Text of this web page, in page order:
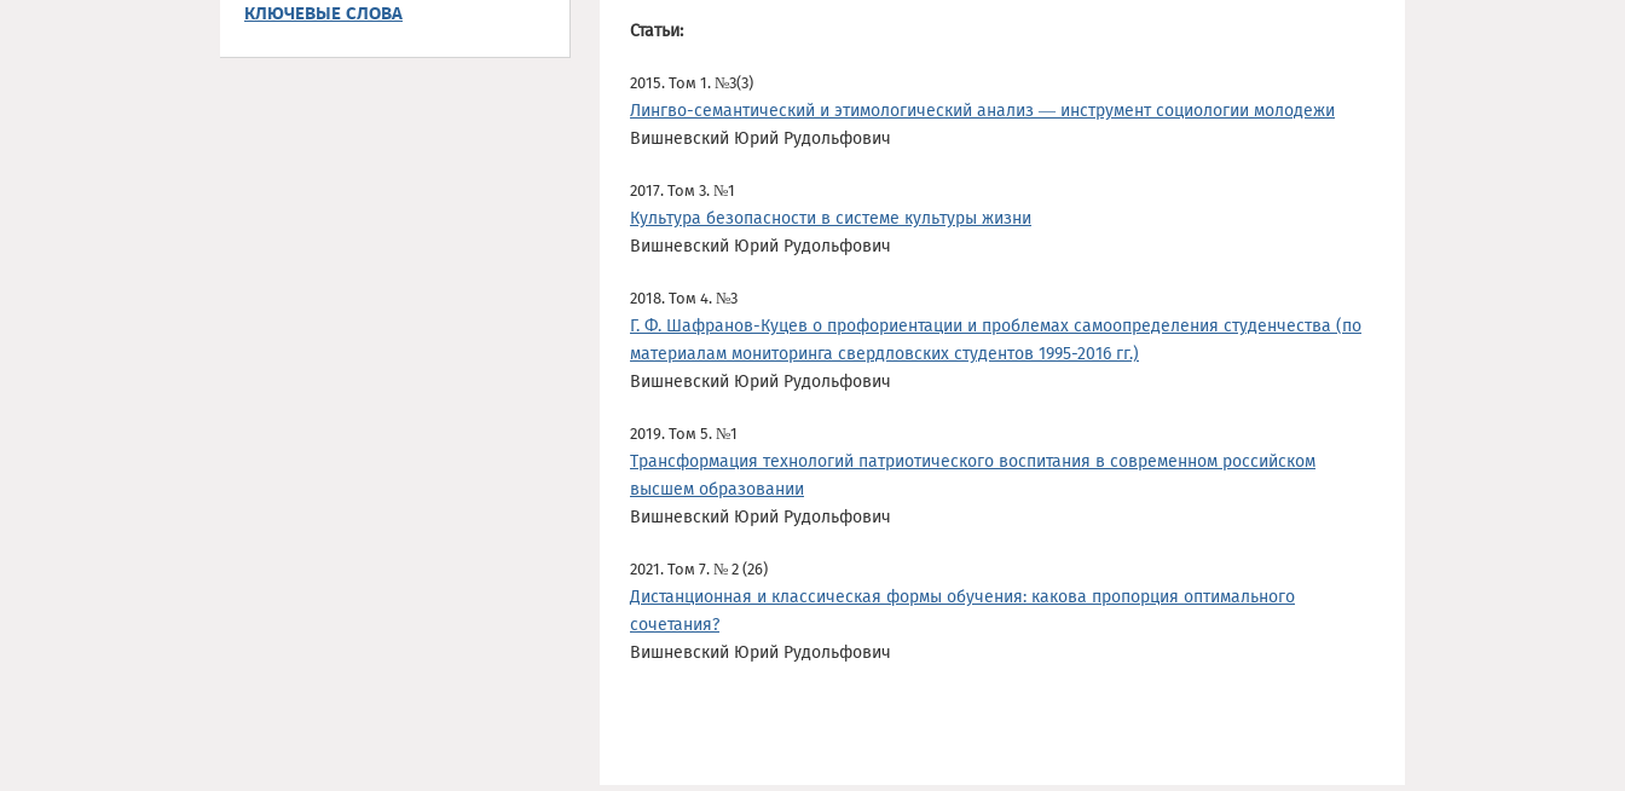
КЛЮЧЕВЫЕ СЛОВА
Статьи:
2015. Том 1. №3(3)
Лингво-семантический и этимологический анализ — инструмент социологии молодежи
Вишневский Юрий Рудольфович
2017. Том 3. №1
Культура безопасности в системе культуры жизни
Вишневский Юрий Рудольфович
2018. Том 4. №3
Г. Ф. Шафранов-Куцев о профориентации и проблемах самоопределения студенчества (по
материалам мониторинга свердловских студентов 1995-2016 гг.)
Вишневский Юрий Рудольфович
2019. Том 5. №1
Трансформация технологий патриотического воспитания в современном российском
высшем образовании
Вишневский Юрий Рудольфович
2021. Том 7. № 2 (26)
Дистанционная и классическая формы обучения: какова пропорция оптимального
сочетания?
Вишневский Юрий Рудольфович